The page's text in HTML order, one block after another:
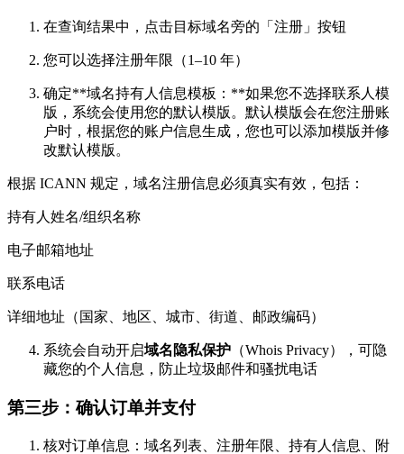
在查询结果中，点击目标域名旁的「注册」按钮
您可以选择注册年限（1–10 年）
确定**域名持有人信息模板：**如果您不选择联系人模
版，系统会使用您的默认模版。默认模版会在您注册账
户时，根据您的账户信息生成，您也可以添加模版并修
改默认模版。
根据 ICANN 规定，域名注册信息必须真实有效，包括：
持有人姓名/组织名称
电子邮箱地址
联系电话
详细地址（国家、地区、城市、街道、邮政编码）
系统会自动开启域名隐私保护 （Whois Privacy），可隐
藏您的个人信息，防止垃圾邮件和骚扰电话
第三步：确认订单并支付
核对订单信息：域名列表、注册年限、持有人信息、附